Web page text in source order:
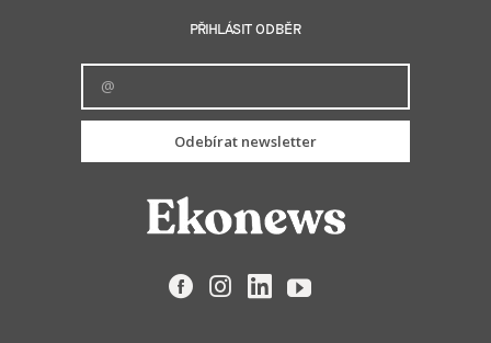
PŘIHLÁSIT ODBĚR
Odebírat newsletter
FacebookInstagramLinkedIn
YouTube